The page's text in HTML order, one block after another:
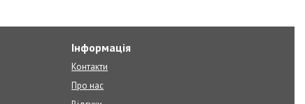
Інформація
Контакти
Про нас